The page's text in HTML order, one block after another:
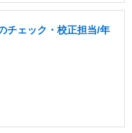
チェック・校正担当/年